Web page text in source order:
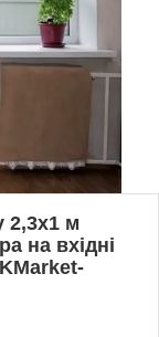
2,3х1 м
на вхідні